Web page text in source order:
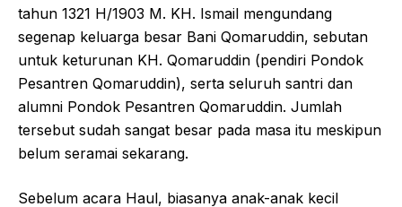
tahun 1321 H/1903 M. KH. Ismail mengundang
segenap keluarga besar Bani Qomaruddin, sebutan
untuk keturunan KH. Qomaruddin (pendiri Pondok
Pesantren Qomaruddin), serta seluruh santri dan
alumni Pondok Pesantren Qomaruddin. Jumlah
tersebut sudah sangat besar pada masa itu meskipun
belum seramai sekarang.
Sebelum acara Haul, biasanya anak-anak kecil